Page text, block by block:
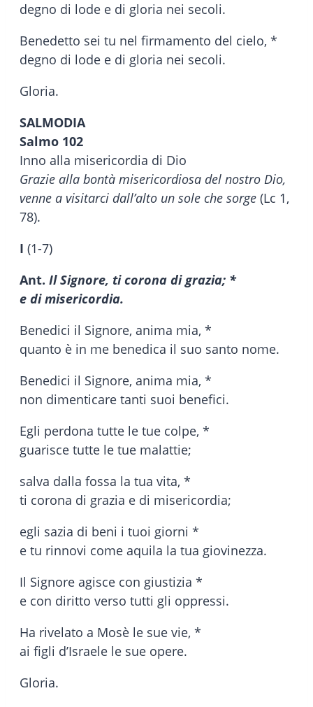
degno di lode e di gloria nei secoli.
Benedetto sei tu nel firmamento del cielo, *
degno di lode e di gloria nei secoli.
Gloria.
SALMODIA
Salmo 102
Inno alla misericordia di Dio
Grazie alla bontà misericordiosa del nostro Dio,
venne a visitarci dall’alto un sole che sorge (Lc 1,
78).
I (1-7)
Ant. Il Signore, ti corona di grazia; *
e di misericordia.
Benedici il Signore, anima mia, *
quanto è in me benedica il suo santo nome.
Benedici il Signore, anima mia, *
non dimenticare tanti suoi benefici.
Egli perdona tutte le tue colpe, *
guarisce tutte le tue malattie;
salva dalla fossa la tua vita, *
ti corona di grazia e di misericordia;
egli sazia di beni i tuoi giorni *
e tu rinnovi come aquila la tua giovinezza.
Il Signore agisce con giustizia *
e con diritto verso tutti gli oppressi.
Ha rivelato a Mosè le sue vie, *
ai figli d’Israele le sue opere.
Gloria.